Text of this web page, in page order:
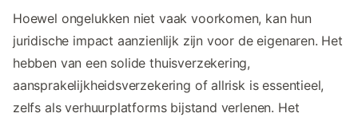
Hoewel ongelukken niet vaak voorkomen, kan hun
juridische impact aanzienlijk zijn voor de eigenaren. Het
hebben van een solide thuisverzekering,
aansprakelijkheidsverzekering of allrisk is essentieel,
zelfs als verhuurplatforms bijstand verlenen. Het